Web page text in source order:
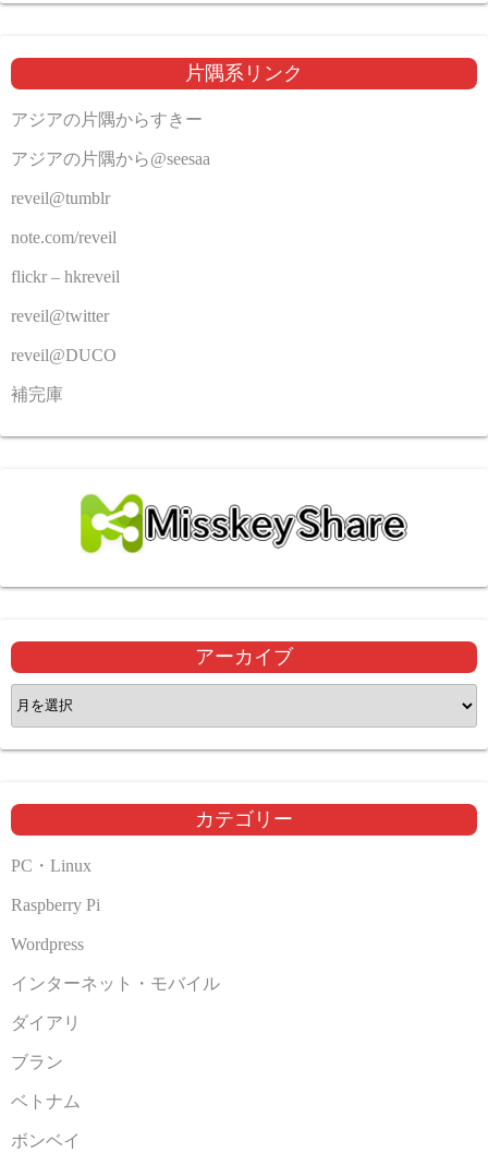
片隅系リンク
アジアの片隅からすきー
アジアの片隅から@seesaa
reveil@tumblr
note.com/reveil
flickr – hkreveil
reveil@twitter
reveil@DUCO
補完庫
アーカイブ
ア
ー
カ
ブ
カテゴリー
PC・Linux
Raspberry Pi
Wordpress
インターネット・モバイル
ダイアリ
ブラン
ベトナム
ボンベイ